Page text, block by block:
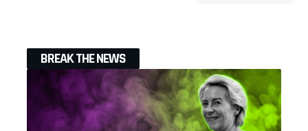
BREAK THE NEWS